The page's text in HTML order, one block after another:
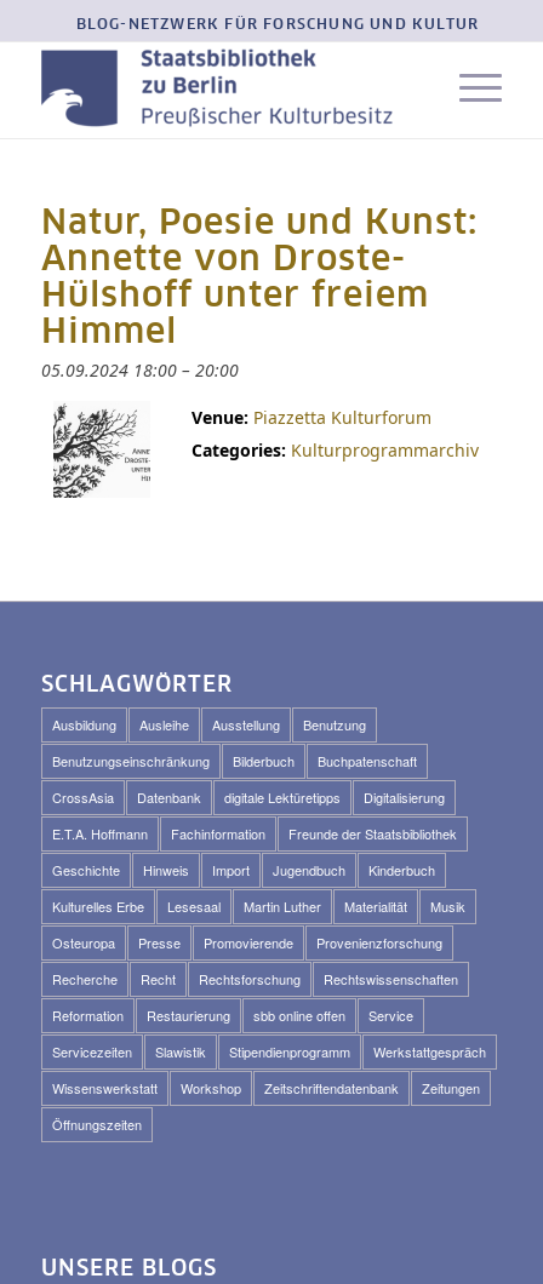
BLOG-NETZWERK FÜR FORSCHUNG UND KULTUR
Natur, Poesie und Kunst:
Annette von Droste-
Hülshoff unter freiem
Himmel
05.09.2024 18:00– 20:00
Venue: Piazzetta Kulturforum
Categories: Kulturprogrammarchiv
SCHLAGWÖRTER
Ausbildung Ausleihe Ausstellung
Benutzung
Benutzungseinschränkung
Bilderbuch
Buchpatenschaft
CrossAsia
Datenbank digitale Lektüretipps
Digitalisierung
E.T.A. Hoffmann
Fachinformation
Freunde der Staatsbibliothek
Geschichte
Hinweis Import Jugendbuch
Kinderbuch
Kulturelles Erbe
Lesesaal Martin Luther Materialität
Musik
Osteuropa
Presse Promovierende
Provenienzforschung
Recherche
Recht Rechtsforschung
Rechtswissenschaften
Reformation
Restaurierung sbb online offen
Service
Servicezeiten
Slawistik Stipendienprogramm
Werkstattgespräch
Wissenswerkstatt
Workshop Zeitschriftendatenbank
Zeitungen
Öffnungszeiten
UNSERE BLOGS